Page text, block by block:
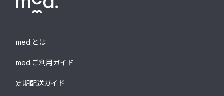
med.とは
med.ご利用ガイド
定期配送ガイド